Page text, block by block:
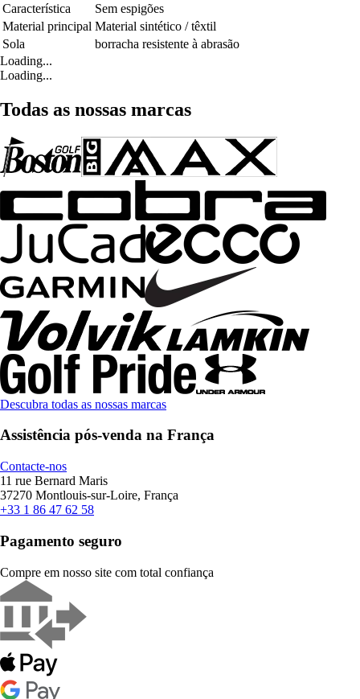
Característica
Sem espigões
Material principal Material sintético / têxtil
Sola
borracha resistente à abrasão
Loading...
Loading...
Todas as nossas marcas
Descubra todas as nossas marcas
Assistência pós-venda na França
Contacte-nos
11 rue Bernard Maris
37270 Montlouis-sur-Loire, França
+33 1 86 47 62 58
Pagamento seguro
Compre em nosso site com total confiança